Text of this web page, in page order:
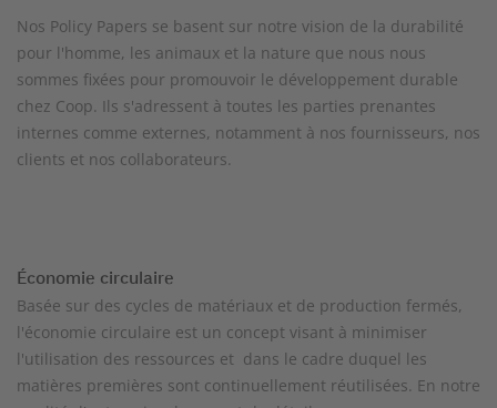
Nos Policy Papers se basent sur notre vision de la durabilité
pour l'homme, les animaux et la nature que nous nous
sommes fixées pour promouvoir le développement durable
chez Coop. Ils s'adressent à toutes les parties prenantes
internes comme externes, notamment à nos fournisseurs, nos
clients et nos collaborateurs.
Économie circulaire
Basée sur des cycles de matériaux et de production fermés,
l'économie circulaire est un concept visant à minimiser
l'utilisation des ressources et dans le cadre duquel les
matières premières sont continuellement réutilisées. En notre